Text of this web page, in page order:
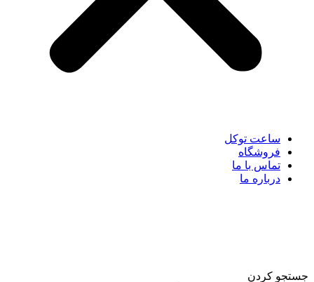
ساعت توکل
فروشگاه
تماس با ما
درباره ما
جستجو کردن